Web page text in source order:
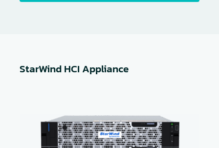
StarWind HCI Appliance